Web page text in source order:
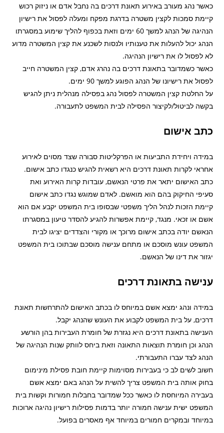
כאשר נהג מעורב באירוע תאונת דרכים בה נחבל אדם או ניזוק רכוש
קיימת סמכות לקצין משטרה בדרגת מפקח ומעלה לפסול את רישיון
הנהיגה של הנהג למשך 60 ימים וזאת בכפוף להליך שימוע במסגרתו
הנהג יכול להעלות את טענותיו ולנסות לשכנע את קצין המשטרה מדוע
לא לפסול לו את רישיון הנהיגה.
כאשר כשמדובר בתאונת דרכים בה נהרג אדם, קצין המשטרה חייב
לפסול את רישיונו של הנהג הפוגע למשך 90 ימים.
על החלטת קצין המשטרה לפסול נהג בפסילה מנהלית ניתן להגיש
בקשה לביטול/לקיצור הפסילה לבית המשפט לתעבורה.
כתב אישום
במידה ויחידת התביעות או הפרקליטות סבורה שצד מסוים לאירוע
אחראי לקרות תאונת דרכים היא רשאית להגיש כנגדו כתב אישום.
כתב האישום יתאר את פרטי הנאשם, עובדות קרות האירוע ואת
סעיפי החיקוק בהם הוא מואשם. לאדם שמוגש נגדו כתב אישום
קיימת הזכות לנהל הליך משפטי שבסופו בית המשפט יקבע אם הוא
אשם או זכאי. מנגד, קיימת אפשרות להגיע להסדר טיעון במסגרתו
הנאשם יודה בכתב אישום מרוכך או מקורי והצדדים יציגו לבית
המשפט עונש מוסכם או מתחם ענישה מוסכם שבתוכו בית המשפט
יגזור את דינו של הנאשם.
ענישה בתאונת דרכים
במידה ונהג ימצא אשם במיוחס לו בכתב האישום להתרחשות תאונת
דרכים, על בית המשפט לקבוע את העונש שהנהג יקבל.
הענישה בתאונת דרכים היא נגזרת של חומרת העבירות בהן הורשע
הנהג וכן חומרת תוצאות התאונה וזאת ביחס לוותק שנות הנהיגה של
הנהג לצד עברו התעבורתי.
חשוב לשים לב כי בעבירות מסוימות קיימת חובת פסילת מינימום
בחוק אותה בית המשפט צריך להשית על הנהג באם ימצא אשם
בעבירה המיוחסת לו כאשר ככל שמדובר בחבלות חמורות וקשות בית
המשפט ישית ענישה חמורה יותר בדמות פסילות רישיון נהיגה ארוכות
במיוחד ובמקרים חמורים במיוחד אף מאסרים בפועל.